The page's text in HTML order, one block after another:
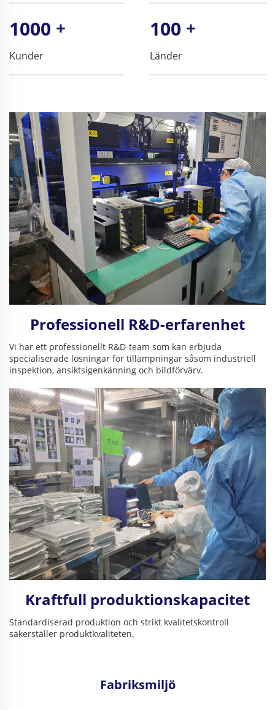
1000 +
Kunder
100 +
Länder
Professionell R&D-erfarenhet
Vi har ett professionellt R&D-team som kan erbjuda
specialiserade lösningar för tillämpningar såsom industriell
inspektion, ansiktsigenkänning och bildförvärv.
Kraftfull produktionskapacitet
Standardiserad produktion och strikt kvalitetskontroll
säkerställer produktkvaliteten.
Fabriksmiljö